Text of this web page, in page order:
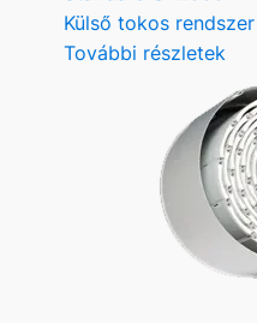
Külső tokos rendszer
További részletek